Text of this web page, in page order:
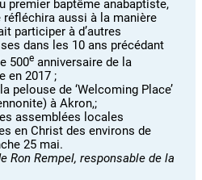
premier baptême anabaptiste,
réfléchira aussi à la manière
participer à d’autres
dans les 10 ans précédant
500e anniversaire de la
en 2017 ;
pelouse de ‘Welcoming Place’
à Akron,;
assemblées locales
en Christ des environs de
25 mai.
Ron Rempel, responsable de la